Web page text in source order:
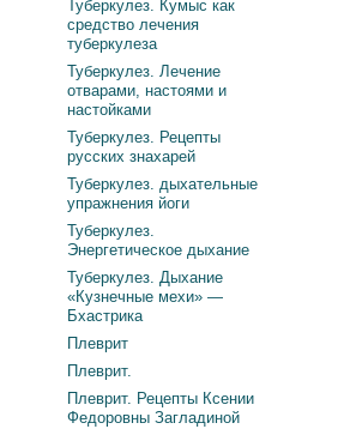
Туберкулез. Кумыс как
средство лечения
туберкулеза
Туберкулез. Лечение
отварами, настоями и
настойками
Туберкулез. Рецепты
русских знахарей
Туберкулез. дыхательные
упражнения йоги
Туберкулез.
Энергетическое дыхание
Туберкулез. Дыхание
«Кузнечные мехи» —
Бхастрика
Плеврит
Плеврит.
Плеврит. Рецепты Ксении
Федоровны Загладиной